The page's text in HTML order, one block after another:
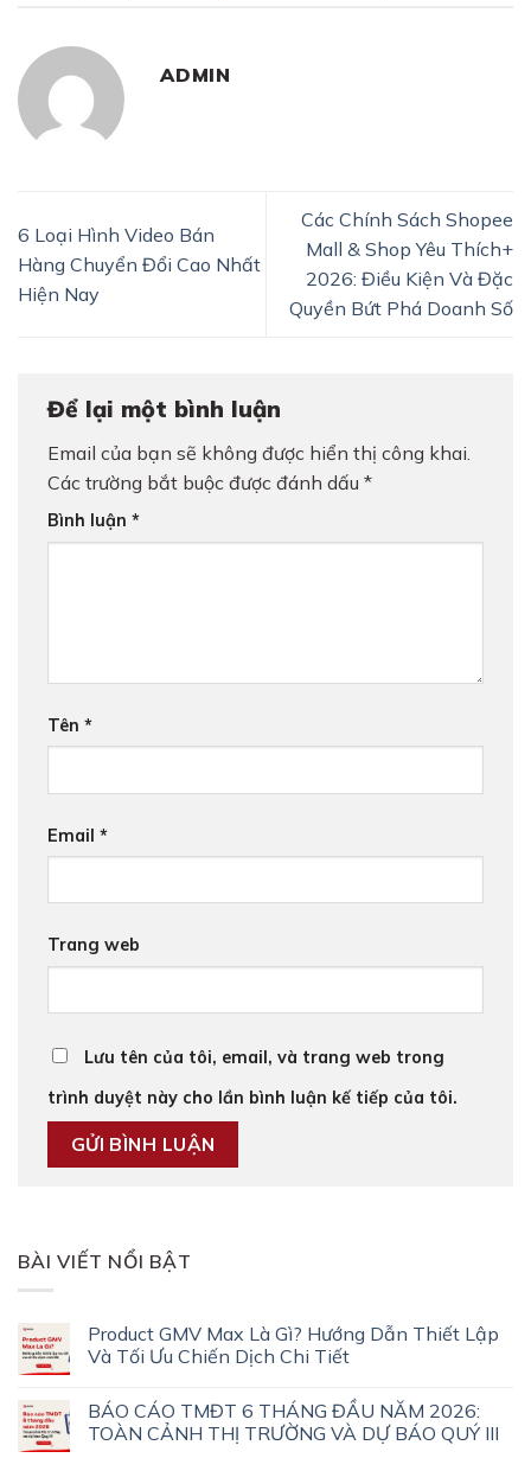
ADMIN
6 Loại Hình Video Bán
Hàng Chuyển Đổi Cao Nhất
Hiện Nay
Các Chính Sách Shopee
Mall & Shop Yêu Thích+
2026: Điều Kiện Và Đặc
Quyền Bứt Phá Doanh Số
Để lại một bình luận
Email của bạn sẽ không được hiển thị công khai.
Các trường bắt buộc được đánh dấu *
Bình luận *
Tên *
Email *
Trang web
Lưu tên của tôi, email, và trang web trong
trình duyệt này cho lần bình luận kế tiếp của tôi.
BÀI VIẾT NỔI BẬT
Product GMV Max Là Gì? Hướng Dẫn Thiết Lập
Và Tối Ưu Chiến Dịch Chi Tiết
BÁO CÁO TMĐT 6 THÁNG ĐẦU NĂM 2026:
TOÀN CẢNH THỊ TRƯỜNG VÀ DỰ BÁO QUÝ III